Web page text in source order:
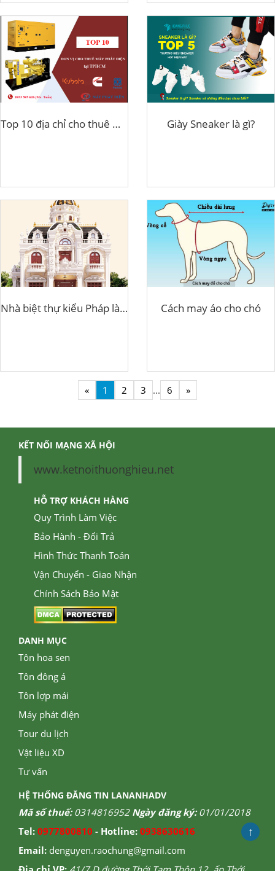
Top 10 địa chỉ cho thuê máy phát điện uy tín tại tphcm Giày Sneaker là gì?
Nhà biệt thự kiểu Pháp là gì? Cách may áo cho chó
« 1 2 3 ... 6 »
KẾT NỐI MẠNG XÃ HỘI
www.ketnoithuonghieu.net
HỖ TRỢ KHÁCH HÀNG
Quy Trình Làm Việc
Bảo Hành - Đổi Trả
Hình Thức Thanh Toán
Vận Chuyển - Giao Nhận
Chính Sách Bảo Mật
DANH MỤC
Tôn hoa sen
Tôn đông á
Tôn lợp mái
Máy phát điện
Tour du lịch
Vật liệu XD
Tư vấn
HỆ THỐNG ĐĂNG TIN LANANHADV
Mã số thuế:0314816952Ngày đăng ký:01/01/2018
Tel: 0977800810 - Hotline: 0938630616
Email: denguyen.raochung@gmail.com
↑